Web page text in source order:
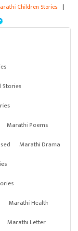
Children Stories |
Marathi Poems
Marathi Drama
Marathi Health
Marathi Letter